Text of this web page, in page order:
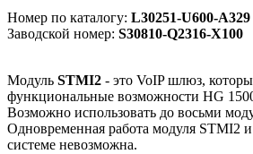
Номер по каталогу: L30251-U600-A329
Заводской номер: S30810-Q2316-X100
Модуль STMI2 - это VoIP шлюз,
функциональные возможности HG
Возможно использовать до восьми
Одновременная работа модуля STMI2
системе невозможна.